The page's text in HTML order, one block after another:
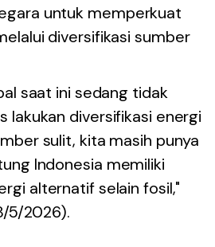
untuk memperkuat
diversifikasi sumber
saat ini sedang tidak
lakukan diversifikasi energi
sulit, kita masih punya
Indonesia memiliki
alternatif selain fosil,"
5/2026).